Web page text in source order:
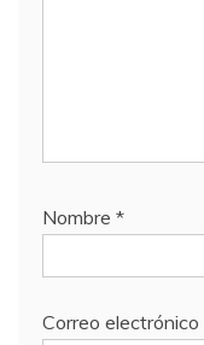
Nombre *
Correo electrónico